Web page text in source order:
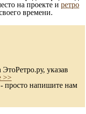
на проекте и ретро
времени.
указав
>>
просто напишите нам